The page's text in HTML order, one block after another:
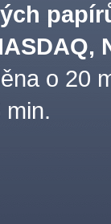
o 20
min.